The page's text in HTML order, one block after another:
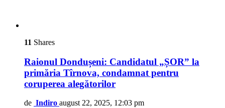
11 Shares
Raionul Dondușeni: Candidatul „ȘOR” la
primăria Tîrnova, condamnat pentru
coruperea alegătorilor
de Indiro august 22, 2025, 12:03 pm